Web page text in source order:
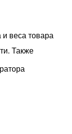
веса товара
Также